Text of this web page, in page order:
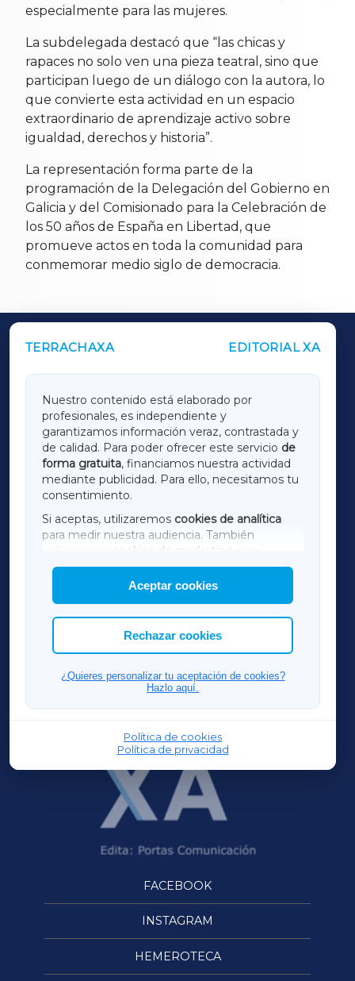
especialmente para las mujeres.
La subdelegada destacó que “las chicas y
rapaces no solo ven una pieza teatral, sino que
participan luego de un diálogo con la autora, lo
que convierte esta actividad en un espacio
extraordinario de aprendizaje activo sobre
igualdad, derechos y historia”.
La representación forma parte de la
programación de la Delegación del Gobierno en
Galicia y del Comisionado para la Celebración de
los 50 años de España en Libertad, que
promueve actos en toda la comunidad para
conmemorar medio siglo de democracia.
TERRACHAXA EDITORIAL XA
Nuestro contenido está elaborado por
profesionales, es independiente y
garantizamos información veraz, contrastada y
de calidad. Para poder ofrecer este servicio de
forma gratuita, financiamos nuestra actividad
mediante publicidad. Para ello, necesitamos tu
consentimiento.
Si aceptas, utilizaremos cookies de analítica
para medir nuestra audiencia. También
utilizaremos
cookies de marketing
mostrar publicidad de terceros.
Asimismo, puedes personalizar la elección de
las cookies que deseas permitir.
Aceptar cookies
Rechazar cookies
¿Quieres personalizar tu aceptación de cookies?
Hazlo aquí.
Política de cookies
Política de privacidad
OUTROS PERIÓDICOS
LUGOXA
TERRACHAXA
AMARIÑAXA
RIBEIRASACRAXA
ACORUÑAXA
FERROLXA
OURENSEXA
FACEBOOK
INSTAGRAM
HEMEROTECA